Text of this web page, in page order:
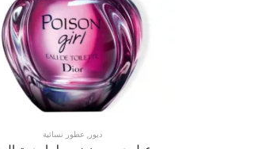
ديور , عطور نسائية